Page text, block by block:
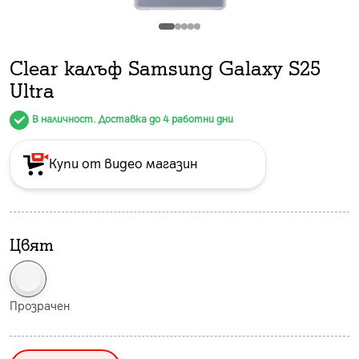
Clear калъф Samsung Galaxy S25
Ultra
В наличност. Доставка до 4 работни дни
Купи от видео магазин
Цвят
Прозрачен